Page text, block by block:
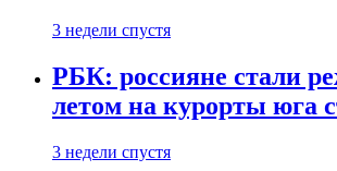
3 недели спустя
РБК: россияне стали
летом на курорты юга
3 недели спустя